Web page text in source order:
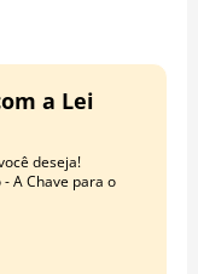
t
a Lei
deseja!
A Chave para o